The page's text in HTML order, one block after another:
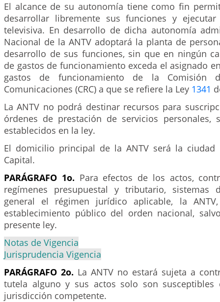
El alcance de su autonomía tiene como fin
desarrollar libremente sus funciones y
televisiva. En desarrollo de dicha autonomía
Nacional de la ANTV adoptará la planta de
desarrollo de sus funciones, sin que en ningún
de gastos de funcionamiento exceda el asignado
gastos de funcionamiento de la Comisión
Comunicaciones (CRC) a que se refiere la Ley 1341
La ANTV no podrá destinar recursos para
órdenes de prestación de servicios personales,
establecidos en la ley.
El domicilio principal de la ANTV será la ciudad
Capital.
PARÁGRAFO 1o. Para efectos de los actos,
regímenes presupuestal y tributario, sistemas
general el régimen jurídico aplicable, la
establecimiento público del orden nacional,
presente ley.
Notas de Vigencia
Jurisprudencia Vigencia
PARÁGRAFO 2o. La ANTV no estará sujeta a
tutela alguno y sus actos solo son
jurisdicción competente.